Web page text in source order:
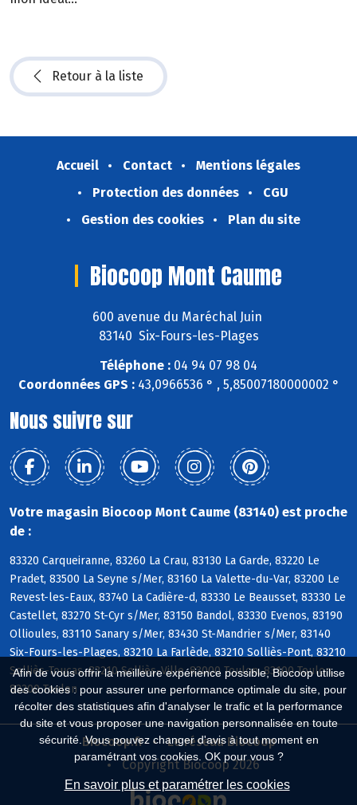
Afin de vous offrir la meilleure expérience possible, Biocoop utilise
des cookies : pour assurer une performance optimale du site, pour
récolter des statistiques afin d'analyser le trafic et la performance
du site et vous proposer une navigation personnalisée en toute
sécurité. Vous pouvez changer d'avis à tout moment en
paramétrant vos cookies. OK pour vous ?
En savoir plus et paramétrer les cookies
Retour à la liste
Accueil Contact
Mentions légales
Protection des données
CGU
Gestion des cookies
Plan du site
Biocoop Mont Caume
600 avenue du Maréchal Juin
83140 Six-Fours-les-Plages
Téléphone : 04 94 07 98 04
Coordonnées GPS :43,0966536 ° , 5,85007180000002 °
Nous suivre sur
Votre magasin Biocoop Mont Caume (83140) est proche
de :
83320 Carqueiranne, 83260 La Crau, 83130 La Garde, 83220 Le
Pradet, 83500 La Seyne s/Mer, 83160 La Valette-du-Var, 83200 Le
Revest-les-Eaux, 83740 La Cadière-d, 83330 Le Beausset, 83330 Le
Castellet, 83270 St-Cyr s/Mer, 83150 Bandol, 83330 Evenos, 83190
Ollioules, 83110 Sanary s/Mer, 83430 St-Mandrier s/Mer, 83140
Six-Fours-les-Plages, 83210 La Farlède, 83210 Solliès-Pont, 83210
Solliès-Toucas, 83210 Solliès-Ville, 83000 Toulon, 83100 Toulon,
83200 Toulon
Biocoop.fr
Le réseau Biocoop
Copyright Biocoop 2026